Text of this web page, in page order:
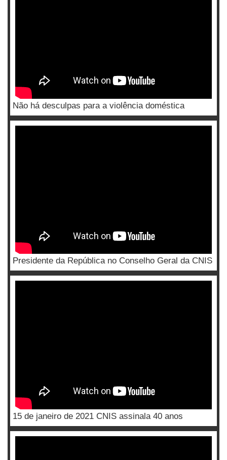
Não há desculpas para a violência doméstica
Presidente da República no Conselho Geral da CNIS
15 de janeiro de 2021 CNIS assinala 40 anos